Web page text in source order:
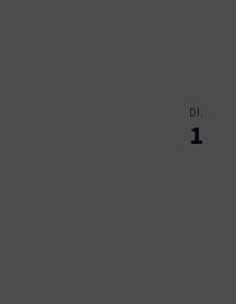
DI.
1